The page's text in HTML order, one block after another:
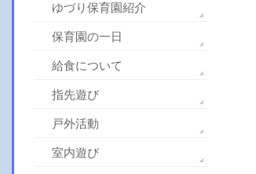
ゆづり保育園紹介
保育園の一日
給食について
指先遊び
戸外活動
室内遊び